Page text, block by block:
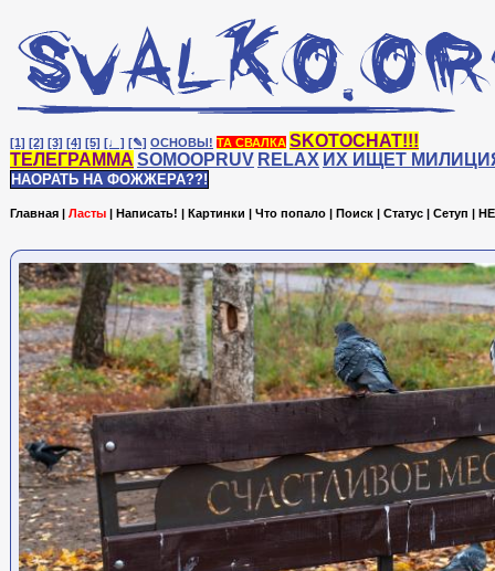
[1] [2] [3] [4] [5] [♩] [✎] ОСНОВЫ! ТА СВАЛКА SKOTOCHAT!!!
ТЕЛЕГРАММА SOMOOPRUV RELAX ИХ ИЩЕТ
НАОРАТЬ НА ФОЖЖЕРА??!
Главная | Ласты | Написать! | Картинки | Что попало | Поиск | Статус | Сетуп |